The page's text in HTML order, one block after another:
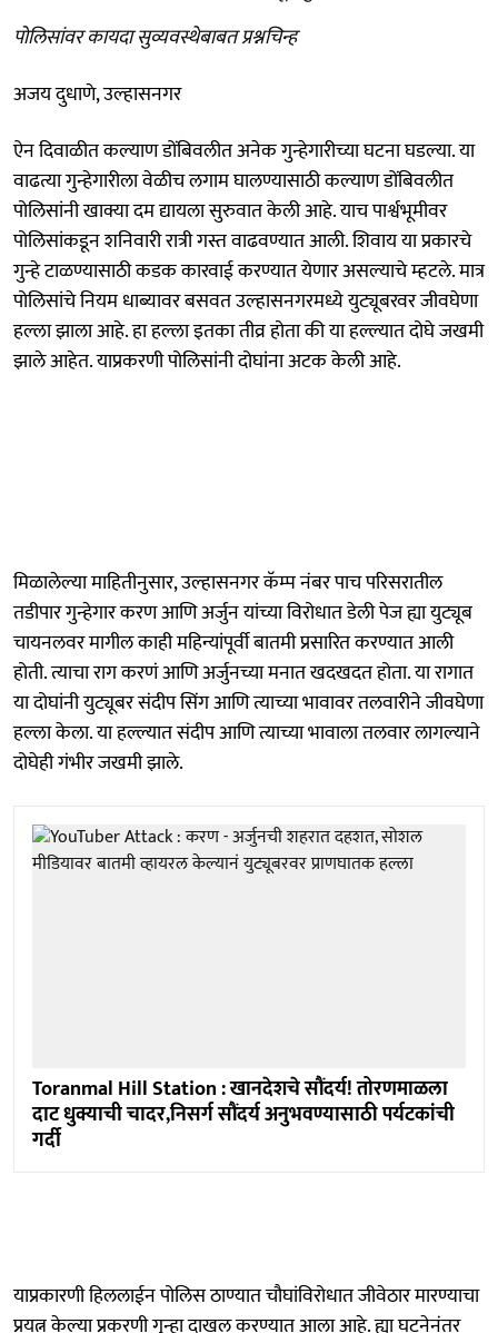
पोलिसांवर कायदा सुव्यवस्थेबाबत प्रश्नचिन्ह
अजय दुधाणे, उल्हासनगर
ऐन दिवाळीत कल्याण डोंबिवलीत अनेक गुन्हेगारीच्या घटना घडल्या. या
वाढत्या गुन्हेगारीला वेळीच लगाम घालण्यासाठी कल्याण डोंबिवलीत
पोलिसांनी खाक्या दम द्यायला सुरुवात केली आहे. याच पार्श्वभूमीवर
पोलिसांकडून शनिवारी रात्री गस्त वाढवण्यात आली. शिवाय या प्रकारचे
गुन्हे टाळण्यासाठी कडक कारवाई करण्यात येणार असल्याचे म्हटले. मात्र
पोलिसांचे नियम धाब्यावर बसवत उल्हासनगरमध्ये युट्यूबरवर जीवघेणा
हल्ला झाला आहे. हा हल्ला इतका तीव्र होता की या हल्ल्यात दोघे जखमी
झाले आहेत. याप्रकरणी पोलिसांनी दोघांना अटक केली आहे.
मिळालेल्या माहितीनुसार, उल्हासनगर कॅम्प नंबर पाच परिसरातील
तडीपार गुन्हेगार करण आणि अर्जुन यांच्या विरोधात डेली पेज ह्या युट्यूब
चायनलवर मागील काही महिन्यांपूर्वी बातमी प्रसारित करण्यात आली
होती. त्याचा राग करणं आणि अर्जुनच्या मनात खदखदत होता. या रागात
या दोघांनी युट्यूबर संदीप सिंग आणि त्याच्या भावावर तलवारीने जीवघेणा
हल्ला केला. या हल्ल्यात संदीप आणि त्याच्या भावाला तलवार लागल्याने
दोघेही गंभीर जखमी झाले.
Toranmal Hill Station : खानदेशचे सौंदर्य! तोरणमाळला
दाट धुक्याची चादर,निसर्ग सौंदर्य अनुभवण्यासाठी पर्यटकांची
गर्दी
याप्रकारणी हिललाईन पोलिस ठाण्यात चौघांविरोधात जीवेठार मारण्याचा
प्रयत्न केल्या प्रकरणी गुन्हा दाखल करण्यात आला आहे. ह्या घटनेनंतर